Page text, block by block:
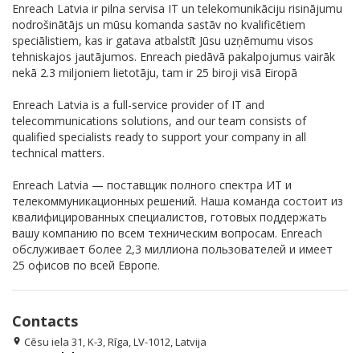
Enreach Latvia ir pilna servisa IT un telekomunikāciju risinājumu
nodrošinātājs un mūsu komanda sastāv no kvalificētiem
speciālistiem, kas ir gatava atbalstīt Jūsu uzņēmumu visos
tehniskajos jautājumos. Enreach piedāvā pakalpojumus vairāk
nekā 2.3 miljoniem lietotāju, tam ir 25 biroji visā Eiropā
Enreach Latvia is a full-service provider of IT and
telecommunications solutions, and our team consists of
qualified specialists ready to support your company in all
technical matters.
Enreach Latvia — поставщик полного спектра ИТ и
телекоммуникационных решений. Наша команда состоит из
квалифицированных специалистов, готовых поддержать
вашу компанию по всем техническим вопросам. Enreach
обслуживает более 2,3 миллиона пользователей и имеет
25 офисов по всей Европе.
Contacts
location_on Cēsu iela 31, K-3, Rīga, LV-1012, Latvija